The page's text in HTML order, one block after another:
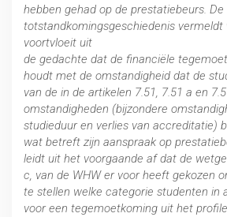
hebben gehad op de prestatiebeurs. De
totstandkomingsgeschiedenis vermeldt
voortvloeit uit
de gedachte dat de financiële
houdt met de omstandigheid dat de
van de in de artikelen 7.51, 7.51 a en
omstandigheden (bijzondere
studieduur en verlies van accreditatie)
wat betreft zijn aanspraak op
leidt uit het voorgaande af dat de
c, van de WHW er voor heeft gekozen
te stellen welke categorie studenten in
voor een tegemoetkoming uit het